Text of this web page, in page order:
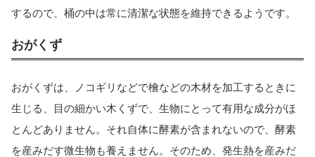
するので、桶の中は常に清潔な状態を維持できるようです。
おがくず
おがくずは、ノコギリなどで檜などの木材を加工するときに
生じる、目の細かい木くずで、生物にとって有用な成分がほ
とんどありません。それ自体に酵素が含まれないので、酵素
を産みだす微生物も養えません。そのため、発生熱を産みだ